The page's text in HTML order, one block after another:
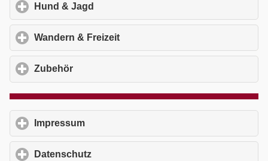
Hund & Jagd
Wandern & Freizeit
Zubehör
Impressum
Datenschutz